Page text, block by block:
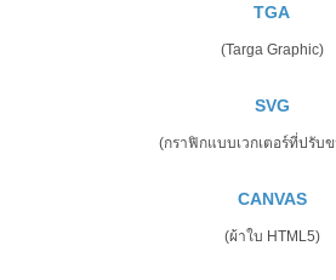
TGA
(Targa Graphic)
SVG
(กราฟิกแบบเวกเตอร์ที่ปรับ
CANVAS
(ผ้าใบ HTML5)